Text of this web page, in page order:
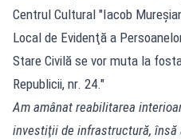
Centrul Cultural "Iacob
Local de Evidenţă a
Stare Civilă se vor muta la
Republicii, nr. 24."
Am amânat reabilitarea
investiţii de infrastructură, însă